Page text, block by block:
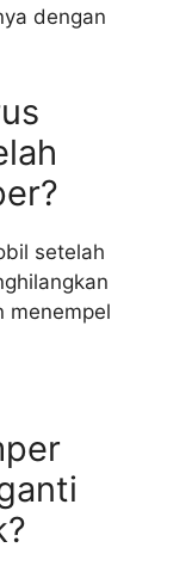
dengan
setelah
menempel